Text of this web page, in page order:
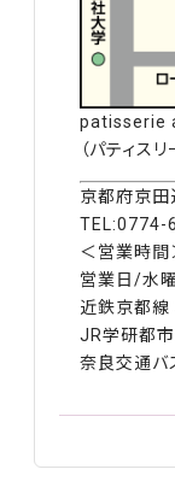
patisserie
（パティスリ
京都府京田
TEL:0774-
＜営業時間
営業日/水曜
近鉄京都
JR学研都
奈良交通バ